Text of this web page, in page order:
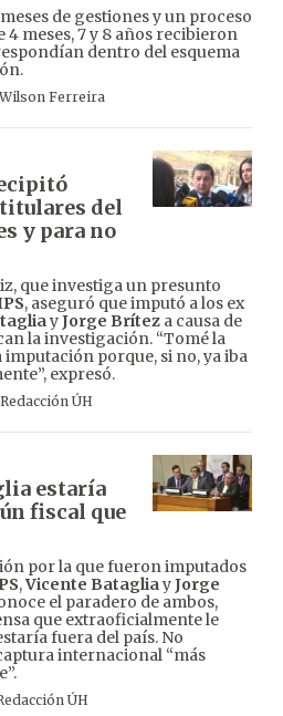
de gestiones y un proceso
meses, 7 y 8 años recibieron
dentro del esquema
Wilson Ferreira
del
y para no
que investiga un presunto
, aseguró que imputó a los ex
yJorge Brítez a causa de
la investigación. “Tomé la
porque, si no, ya iba
expresó.
Redacción ÚH
estaría
fiscal que
por la que fueron imputados
,Vicente BatagliayJorge
el paradero de ambos,
que extraoficialmente le
fuera del país. No
internacional “más
ÚH